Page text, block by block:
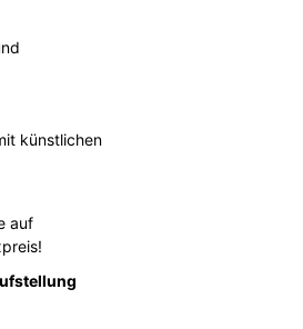
künstlichen
auf